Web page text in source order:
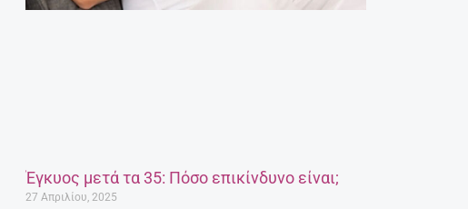
Έγκυος μετά τα 35: Πόσο επικίνδυνο είναι;
27 Απριλίου, 2025